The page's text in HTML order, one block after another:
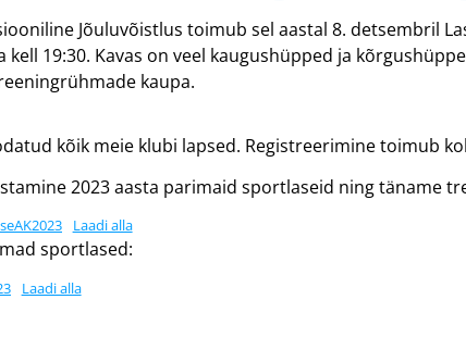
Jõuluvõistlus toimub sel aastal 8. detsembril
kell 19:30. Kavas on veel kaugushüpped ja
kaupa.
kõik meie klubi lapsed. Registreerimine toimub
2023 aasta parimaid sportlaseid ning täname
Laadi alla
sportlased:
Laadi alla